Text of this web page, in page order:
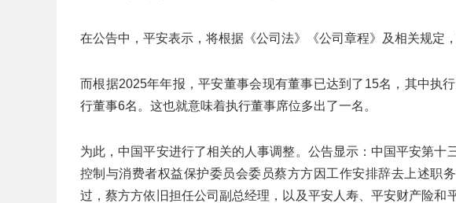
在公告中，平安表示，将根据《公司法》《公司章程》及相关规定
而根据2025年年报，平安董事会现有董事已达到了15名，其中执
行董事6名。这也就意味着执行董事席位多出了一名。
为此，中国平安进行了相关的人事调整。公告显示：中国平安第十
控制与消费者权益保护委员会委员蔡方方因工作安排辞去上述职
过，蔡方方依旧担任公司副总经理，以及平安人寿、平安财产险和